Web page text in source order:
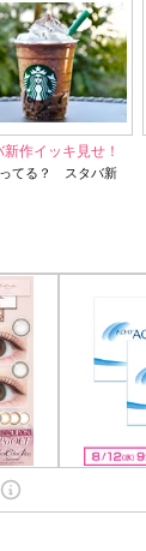
新作イッキ見せ！
てる？ スタバ新